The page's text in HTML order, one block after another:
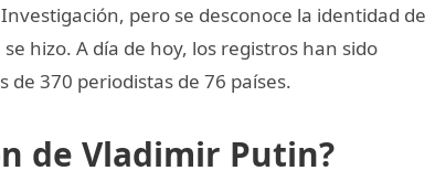
pero se desconoce la identidad de
hizo. A día de hoy, los registros han sido
370 periodistas de 76 países.
de Vladimir Putin?